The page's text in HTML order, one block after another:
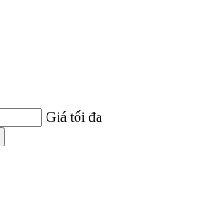
Giá tối đa